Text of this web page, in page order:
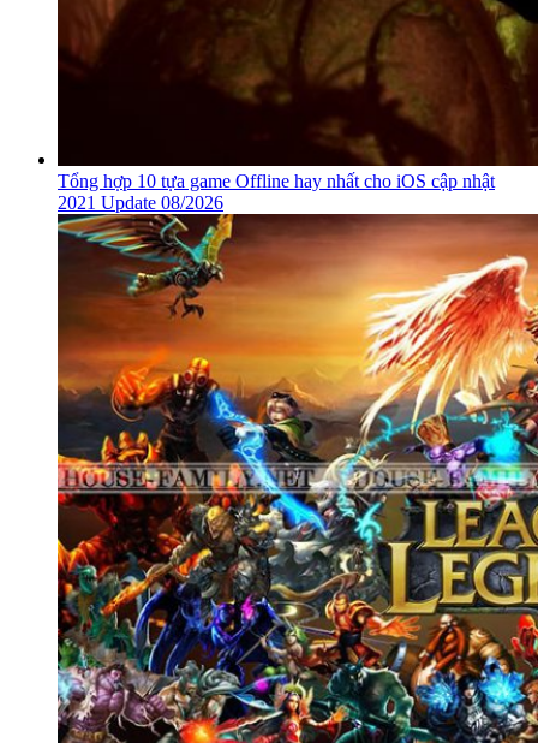
Tổng hợp 10 tựa game Offline hay nhất cho iOS cập nhật
2021 Update 08/2026